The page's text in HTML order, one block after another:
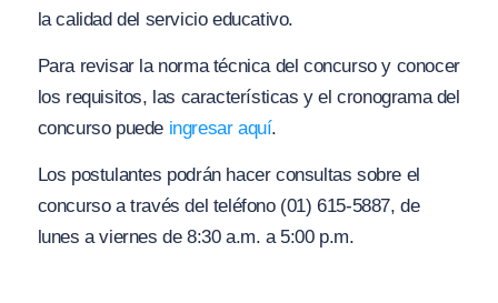
la calidad del servicio educativo.
Para revisar la norma técnica del concurso y conocer
los requisitos, las características y el cronograma del
concurso puede ingresar aquí.
Los postulantes podrán hacer consultas sobre el
concurso a través del teléfono (01) 615-5887, de
lunes a viernes de 8:30 a.m. a 5:00 p.m.